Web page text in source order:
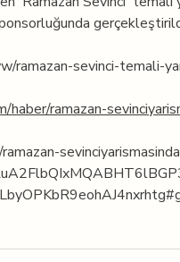
ramazan-sevinci-temali-
ramazan-